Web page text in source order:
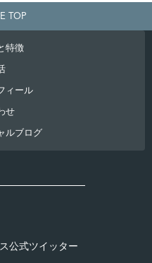
TOP
特徴
ィール
せ
ルブログ
公式ツイッター